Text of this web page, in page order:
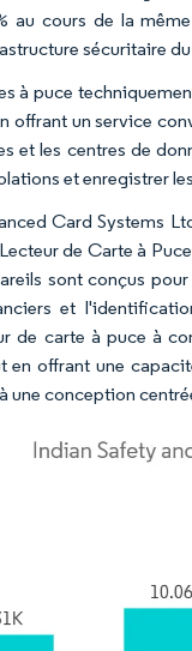
au cours de la
sécuritaire
à puce
offrant un service
et les centres de
et enregistrer
Card Systems
de Carte à
sont conçus
et
de carte à puce à
en offrant une
une conception